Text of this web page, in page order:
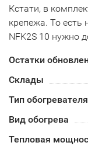
Кстати, в
крепежа. То есть
NFK2S 10 нужно
Остатки
Склады
Тип обогревателя
Вид обогрева
Тепловая